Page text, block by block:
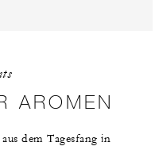
AROMEN
dem Tagesfang in